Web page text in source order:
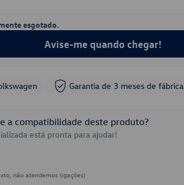
esgotado.
Avise-me quando chegar!
Garantia de 3 meses de fábrica
a compatibilidade deste produto?
está pronta para ajudar!
não atendemos ligações)